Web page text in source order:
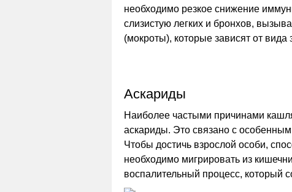
необходимо резкое снижение
слизистую легких и бронхов,
(мокроты), которые зависят от
Аскариды
Наиболее частыми причинами
аскариды. Это связано с
Чтобы достичь взрослой особи,
необходимо мигрировать из
воспалительный процесс, который